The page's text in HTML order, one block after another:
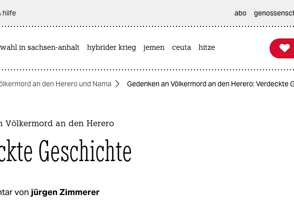
hilfe abo
in sachsen-anhalt hybrider krieg jemen ceuta hitze 
taz
an den Herero und Nama Gedenken an Völkermord an den Herero: Verdeckte
Völkermord an den Herero
Geschichte
von jürgen Zimmerer